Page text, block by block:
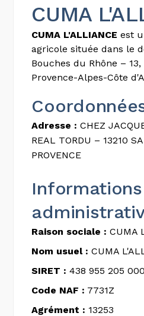
CUMA
CUMA L'ALLIANCE est
agricole située dans le
Bouches du Rhône –
Provence-Alpes-Côte
Adresse : CHEZ
REAL TORDU – 13210
PROVENCE
Informations
Raison sociale : CUMA
Nom usuel : CUMA
SIRET : 438 955 205
Code NAF : 7731Z
Agrément : 13253